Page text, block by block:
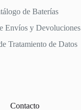
de Baterías
Envíos y Devoluciones
Tratamiento de Datos
Contacto